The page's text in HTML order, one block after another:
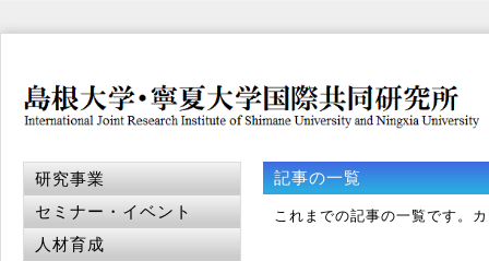
記事の一覧
これまでの記事の一覧です。
研究事業
セミナー・イベント
人材育成